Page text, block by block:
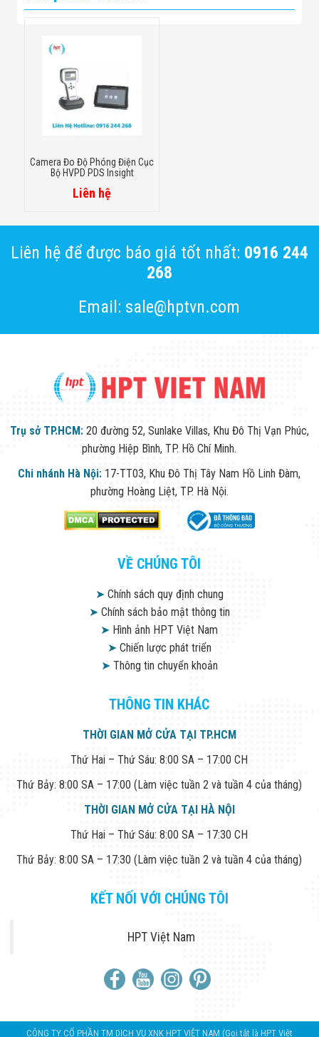
Camera Đo Độ Phóng Điện Cục
Bộ HVPD PDS Insight
Liên hệ
Liên hệ để được báo giá tốt nhất: 0916 244
268
Email: sale@hptvn.com
Trụ sở TP.HCM: 20 đường 52, Sunlake Villas, Khu Đô Thị Vạn Phúc,
phường Hiệp Bình, TP. Hồ Chí Minh.
Chi nhánh Hà Nội: 17-TT03, Khu Đô Thị Tây Nam Hồ Linh Đàm,
phường Hoàng Liệt, TP. Hà Nội.
VỀ CHÚNG TÔI
➤Chính sách quy định chung
➤Chính sách bảo mật thông tin
➤ Hình ảnh HPT Việt Nam
➤Chiến lược phát triển
➤Thông tin chuyển khoản
THÔNG TIN KHÁC
THỜI GIAN MỞ CỬA TẠI TP.HCM
Thứ Hai – Thứ Sáu: 8:00 SA – 17:00 CH
Thứ Bảy: 8:00 SA – 17:00 (Làm việc tuần 2 và tuần 4 của tháng)
THỜI GIAN MỞ CỬA TẠI HÀ NỘI
Thứ Hai – Thứ Sáu: 8:00 SA – 17:30 CH
Thứ Bảy: 8:00 SA – 17:30 (Làm việc tuần 2 và tuần 4 của tháng)
KẾT NỐI VỚI CHÚNG TÔI
HPT Việt Nam
CÔNG TY CỔ PHẦN TM DỊCH VỤ XNK HPT VIỆT NAM (Gọi tắt là HPT Việt